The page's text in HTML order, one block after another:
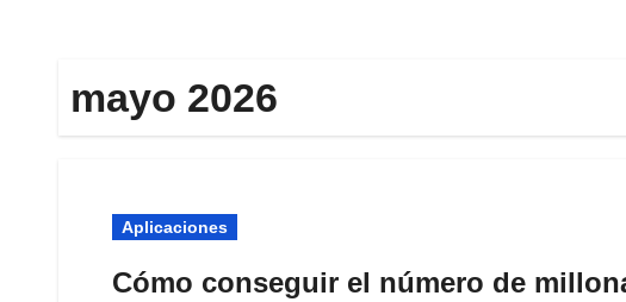
mayo 2026
Aplicaciones
Cómo conseguir el número de